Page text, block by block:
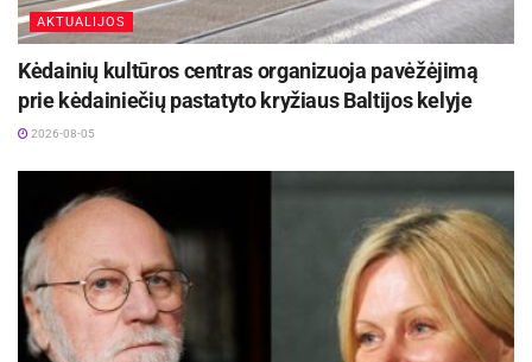
AKTUALIJOS
Kėdainių kultūros centras organizuoja pavėžėjimą
prie kėdainiečių pastatyto kryžiaus Baltijos kelyje
2026-08-05